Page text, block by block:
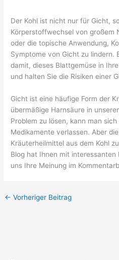
Der Kohl ist nicht nur für Gicht,
Körperstoffwechsel von großem
oder die topische Anwendung,
Symptome von Gicht zu lindern.
damit, dieses Blattgemüse in
und halten Sie die Risiken einer
Gicht ist eine häufige Form der
übermäßige Harnsäure in
Problem zu lösen, kann man
Medikamente verlassen. Aber
Kräuterheilmittel aus dem Kohl
Blog hat Ihnen mit interessanten
uns Ihre Meinung im
← Vorheriger Beitrag